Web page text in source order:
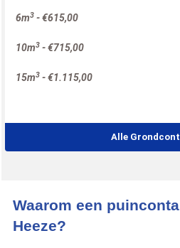
6m3 -€615,00
10m3 -€715,00
15m3 -€1.115,00
Alle
Waarom een
Heeze?